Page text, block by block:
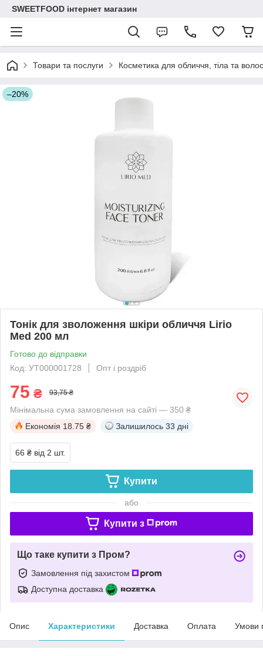
SWEETFOOD інтернет магазин
Товари та послуги Косметика для обличчя, тіла та
–20%
Тонік для зволоження шкіри обличчя Lirio
Med 200 мл
Готово до відправки
Код: УТ000001728
Опт і роздріб
75 ₴ 93,75 ₴
Мінімальна сума замовлення на сайті — 350 ₴
Економія 18.75 ₴ Залишилось 33 дні
66 ₴ від 2 шт.
Купити
або
Купити з
Що таке купити з Пром?
Замовлення під захистом
Доступна доставка
Опис Характеристики Доставка Оплата Умови